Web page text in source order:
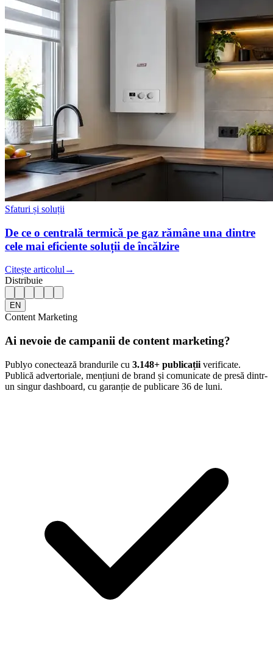
Sfaturi și soluții
De ce o centrală termică pe gaz rămâne una dintre
cele mai eficiente soluții de încălzire
Citește articolul →
Distribuie
EN
Content Marketing
Ai nevoie de campanii de content marketing?
Publyo conectează brandurile cu 3.148+ publicații verificate.
Publică advertoriale, mențiuni de brand și comunicate de presă dintr-
un singur dashboard, cu garanție de publicare 36 de luni.